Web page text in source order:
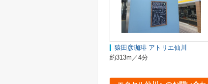
猿田彦珈琲 アトリエ仙川
約313m／4分